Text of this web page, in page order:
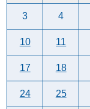
3 4
10 11
17 18
24 25